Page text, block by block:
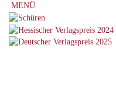
MENÜ